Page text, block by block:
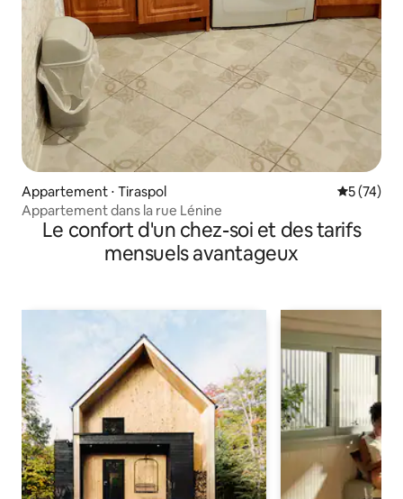
Appartement ⋅ Tiraspol
5 (74)
Appartement dans la rue Lénine
Le confort d'un chez-soi et des tarifs
mensuels avantageux